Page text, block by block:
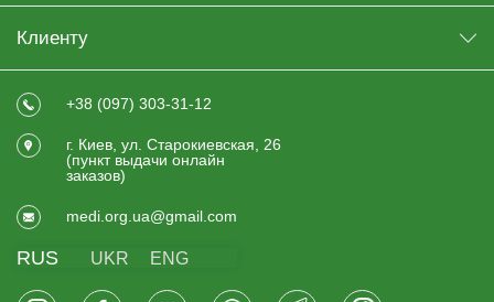
Клиенту
+38 (097) 303-31-12
г. Киев, ул. Старокиевская, 26
(пункт выдачи онлайн
заказов)
medi.org.ua@gmail.com
RUS UKR ENG